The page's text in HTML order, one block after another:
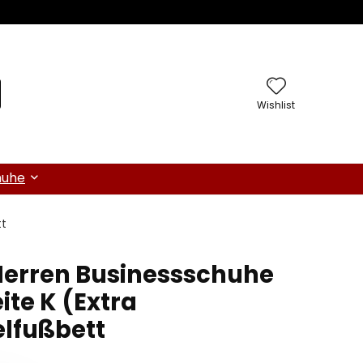
Wishlist
Businessschuhe
K (Extra